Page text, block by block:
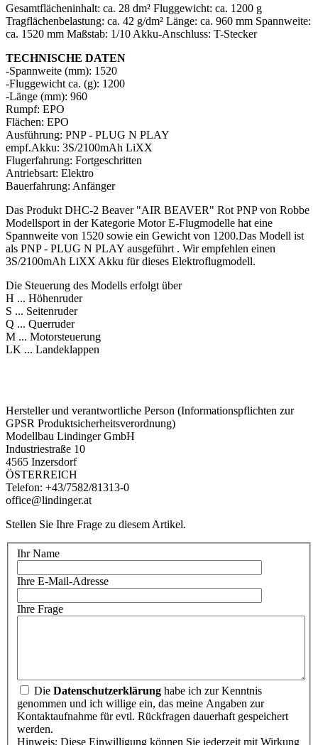
Gesamtflächeninhalt: ca. 28 dm² Fluggewicht: ca. 1200 g
Tragflächenbelastung: ca. 42 g/dm² Länge: ca. 960 mm Spannweite:
ca. 1520 mm Maßstab: 1/10 Akku-Anschluss: T-Stecker
TECHNISCHE DATEN
-Spannweite (mm): 1520
-Fluggewicht ca. (g): 1200
-Länge (mm): 960
Rumpf: EPO
Flächen: EPO
Ausführung: PNP - PLUG N PLAY
empf.Akku: 3S/2100mAh LiXX
Flugerfahrung: Fortgeschritten
Antriebsart: Elektro
Bauerfahrung: Anfänger
Das Produkt DHC-2 Beaver "AIR BEAVER" Rot PNP von Robbe
Modellsport in der Kategorie Motor E-Flugmodelle hat eine
Spannweite von 1520 sowie ein Gewicht von 1200.Das Modell ist
als PNP - PLUG N PLAY ausgeführt . Wir empfehlen einen
3S/2100mAh LiXX Akku für dieses Elektroflugmodell.
Die Steuerung des Modells erfolgt über
H ... Höhenruder
S ... Seitenruder
Q ... Querruder
M ... Motorsteuerung
LK ... Landeklappen
Hersteller und verantwortliche Person (Informationspflichten zur
GPSR Produktsicherheitsverordnung)
Modellbau Lindinger GmbH
Industriestraße 10
4565 Inzersdorf
ÖSTERREICH
Telefon: +43/7582/81313-0
office@lindinger.at
Stellen Sie Ihre Frage zu diesem Artikel.
Ihr Name
Ihre E-Mail-Adresse
Ihre Frage
Die Datenschutzerklärung habe ich zur Kenntnis
genommen und ich willige ein, das meine Angaben zur
Kontaktaufnahme für evtl. Rückfragen dauerhaft gespeichert
werden.
Hinweis: Diese Einwilligung können Sie jederzeit mit Wirkung